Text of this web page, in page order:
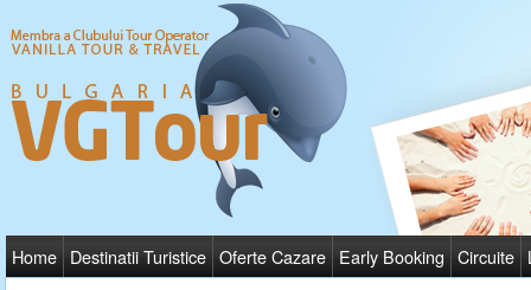
Home Destinatii Turistice Oferte Cazare Early Booking Circuite